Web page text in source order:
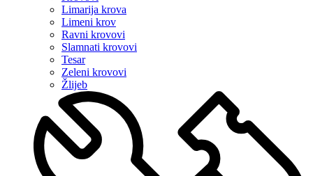
Limarija krova
Limeni krov
Ravni krovovi
Slamnati krovovi
Tesar
Zeleni krovovi
Žlijeb